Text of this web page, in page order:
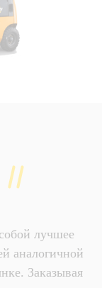
лучшее
аналогичной
Заказывая